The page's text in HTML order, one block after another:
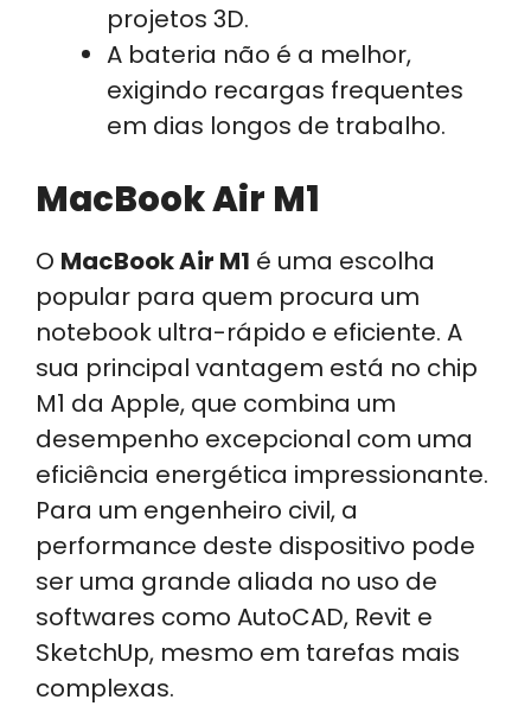
projetos 3D.
A bateria não é a melhor,
exigindo recargas frequentes
em dias longos de trabalho.
MacBook Air M1
O MacBook Air M1 é uma escolha
popular para quem procura um
notebook ultra-rápido e eficiente. A
sua principal vantagem está no chip
M1 da Apple, que combina um
desempenho excepcional com uma
eficiência energética impressionante.
Para um engenheiro civil, a
performance deste dispositivo pode
ser uma grande aliada no uso de
softwares como AutoCAD, Revit e
SketchUp, mesmo em tarefas mais
complexas.